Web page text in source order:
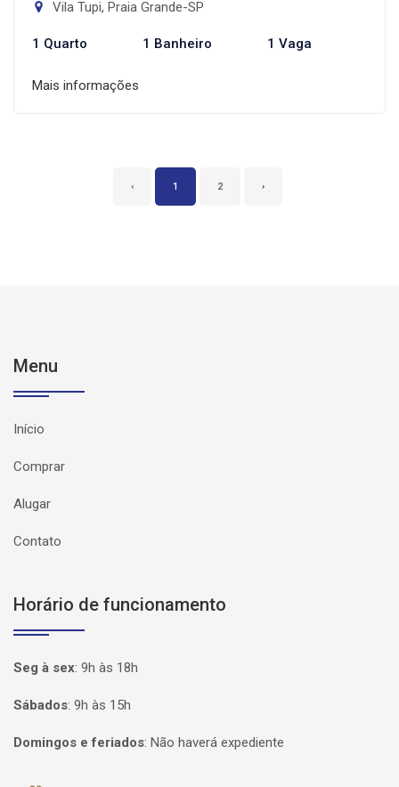
Vila Tupi, Praia Grande-SP
1 Quarto 1 Banheiro 1 Vaga
Mais informações
‹ 1 2 ›
Menu
Início
Comprar
Alugar
Contato
Horário de funcionamento
Seg à sex: 9h às 18h
Sábados: 9h às 15h
Domingos e feriados: Não haverá expediente